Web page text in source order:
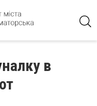
в